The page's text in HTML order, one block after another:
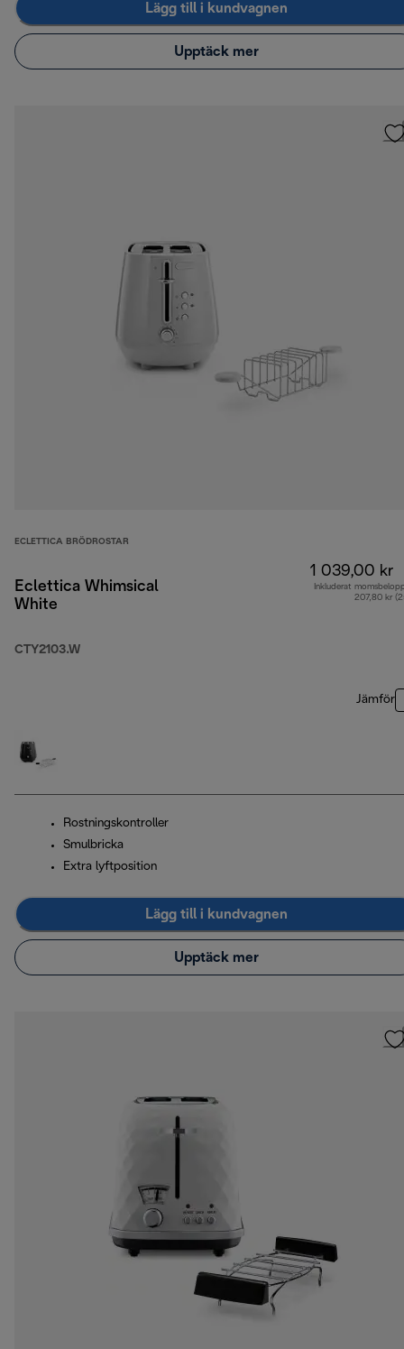
Lägg till i kundvagnen
Upptäck mer
ECLETTICA BRÖDROSTAR
Eclettica Whimsical
White
CTY2103.W
1 039,00 kr
Inkluderat
207,80 kr
Jämför
Rostningskontroller
Smulbricka
Extra lyftposition
Lägg till i kundvagnen
Upptäck mer